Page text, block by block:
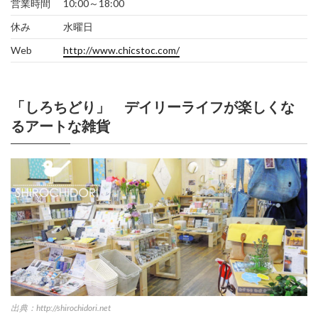
営業時間
10:00～18:00
休み
水曜日
Web
http://www.chicstoc.com/
「しろちどり」 デイリーライフが楽しくな
るアートな雑貨
出典：http://shirochidori.net